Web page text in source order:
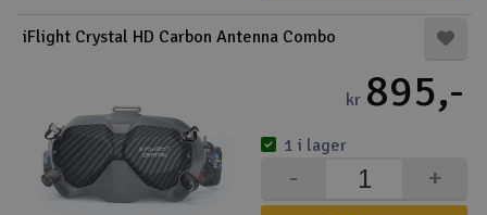
iFlight Crystal HD Carbon Antenna Combo
kr 895,-
+
-
1 i lager